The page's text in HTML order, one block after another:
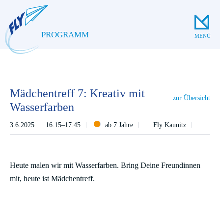
PROGRAMM MENÜ
Mädchentreff 7: Kreativ mit
Wasserfarben
zur Übersicht
3.6.2025 16:15–17:45 ab 7 Jahre Fly Kaunitz
Heute malen wir mit Wasserfarben. Bring Deine Freundinnen
mit, heute ist Mädchentreff.